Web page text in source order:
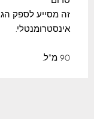
זה מסייע לספק
אינסטרומנטלי.
90 מ"ל.